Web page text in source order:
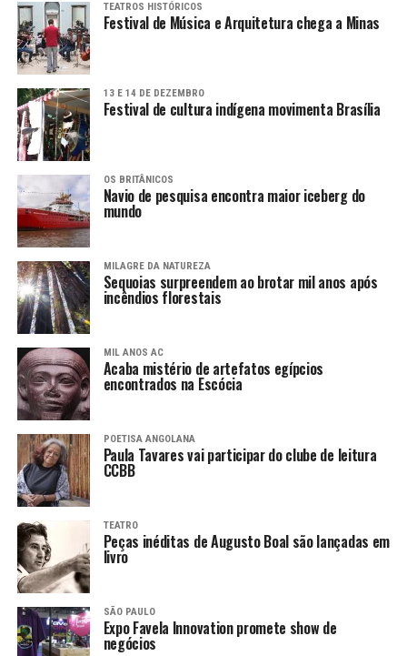
TEATROS HISTÓRICOS
Festival de Música e Arquitetura chega a Minas
13 E 14 DE DEZEMBRO
Festival de cultura indígena movimenta Brasília
OS BRITÂNICOS
Navio de pesquisa encontra maior iceberg do
mundo
MILAGRE DA NATUREZA
Sequoias surpreendem ao brotar mil anos após
incêndios florestais
MIL ANOS AC
Acaba mistério de artefatos egípcios
encontrados na Escócia
POETISA ANGOLANA
Paula Tavares vai participar do clube de leitura
CCBB
TEATRO
Peças inéditas de Augusto Boal são lançadas em
livro
SÃO PAULO
Expo Favela Innovation promete show de
negócios